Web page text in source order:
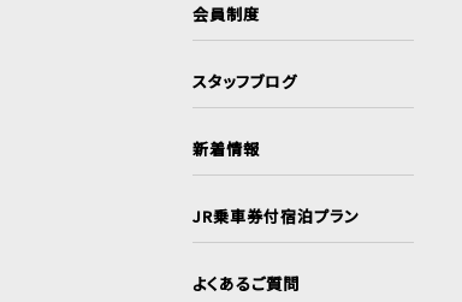
会員制度
スタッフブログ
新着情報
JR乗車券付宿泊プラン
よくあるご質問